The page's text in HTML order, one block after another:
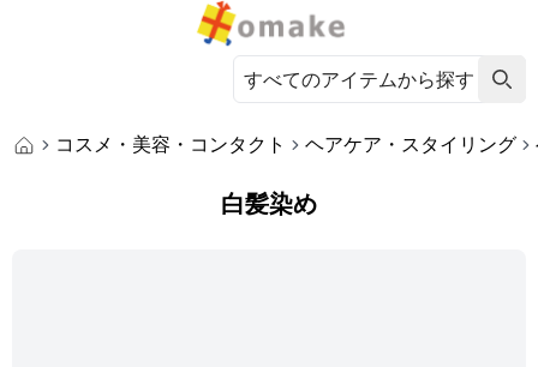
コスメ・美容・コンタクト ヘアケア・スタイリング
白髪染め